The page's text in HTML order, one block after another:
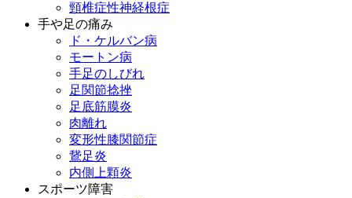
頸椎症性神経根症
手や足の痛み
ド・ケルバン病
モートン病
手足のしびれ
足関節捻挫
足底筋膜炎
肉離れ
変形性膝関節症
鵞足炎
内側上顆炎
スポーツ障害